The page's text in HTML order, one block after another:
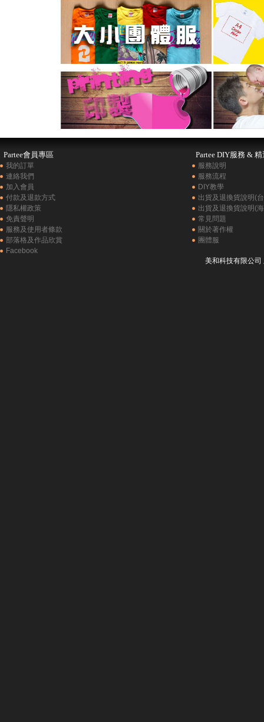
Partee會員專區
我的訂單
連絡我們
加入會員
付款及退款方式
隱私權政策
免責聲明
服務及使用者條款
部落格及作品欣賞
Facebook
Partee DIY服務 & 精
服務說明
服務流程
DIY教學
出貨及退換貨說明(
出貨及退換貨說明(
常見問題
關於著作權
團體服
美和科技有限公